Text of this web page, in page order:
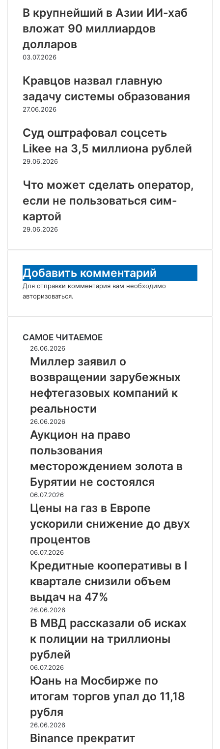
В крупнейший в Азии ИИ-хаб
вложат 90 миллиардов
долларов
03.07.2026
Кравцов назвал главную
задачу системы образования
27.06.2026
Суд оштрафовал соцсеть
Likee на 3,5 миллиона рублей
29.06.2026
Что может сделать оператор,
если не пользоваться сим-
картой
29.06.2026
Добавить комментарий
Для отправки комментария вам необходимо
авторизоваться.
САМОЕ ЧИТАЕМОЕ
Миллер
заявил
возвращении
зарубежных
нефтегазовых
компаний
к
реальности
26.06.2026
Миллер заявил о
возвращении зарубежных
нефтегазовых компаний к
реальности
Аукцион
на
право
пользования
месторождением
золота
в
Бурятии
не
состоялся
26.06.2026
Аукцион на право
пользования
месторождением золота в
Бурятии не состоялся
Цены
на
газ
в
Европе
ускорили
снижение
до
процентов
06.07.2026
Цены на газ в Европе
ускорили снижение до двух
процентов
Кредитные
кооперативы
квартале
снизили
объем
выдач
47%
06.07.2026
Кредитные кооперативы в I
квартале снизили объем
выдач на 47%
В
МВД
рассказали
об
исках
к
полиции
на
рублей
26.06.2026
В МВД рассказали об исках
к полиции на триллионы
рублей
Юань
на
Мосбирже
по
итогам
торгов
упал
до
06.07.2026
Юань на Мосбирже по
итогам торгов упал до 11,18
рубля
Binance
прекратит
обслуживать
26.06.2026
Binance прекратит